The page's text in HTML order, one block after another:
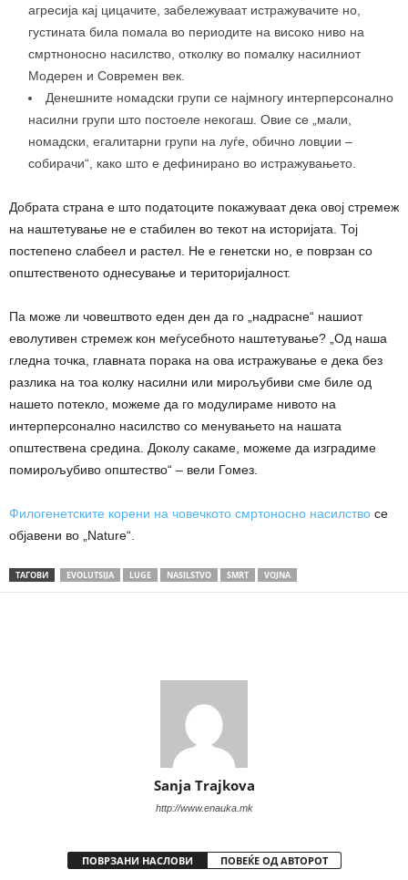
агресија кај цицачите, забележуваат истражувачите но,
густината била помала во периодите на високо ниво на
смртноносно насилство, отколку во помалку насилниот
Модерен и Современ век.
Денешните номадски групи се најмногу интерперсонално
насилни групи што постоеле некогаш. Овие се „мали,
номадски, егалитарни групи на луѓе, обично ловџии –
собирачи“, како што е дефинирано во истражувањето.
Добрата страна е што податоците покажуваат дека овој стремеж
на наштетување не е стабилен во текот на историјата. Тој
постепено слабеел и растел. Не е генетски но, е поврзан со
општественото однесување и територијалност.
Па може ли човештвото еден ден да го „надрасне“ нашиот
еволутивен стремеж кон меѓусебното наштетување? „Од наша
гледна точка, главната порака на ова истражување е дека без
разлика на тоа колку насилни или мирољубиви сме биле од
нашето потекло, можеме да го модулираме нивото на
интерперсонално насилство со менувањето на нашата
општествена средина. Доколу сакаме, можеме да изградиме
помирољубиво општество“ – вели Гомез.
Филогенетските корени на човечкото смртоносно насилство се
објавени во „Nature“.
ТАГОВИ EVOLUTSIJA LUGE NASILSTVO SMRT VOJNA
Sanja Trajkova
http://www.enauka.mk
ПОВРЗАНИ НАСЛОВИ ПОВЕЌЕ ОД АВТОРОТ